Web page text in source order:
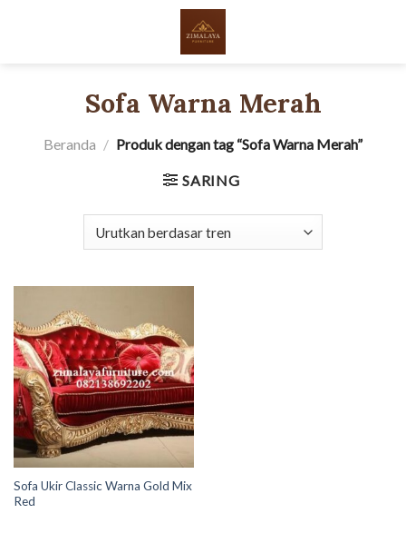
Sofa Warna Merah
Beranda / Produk dengan tag “Sofa Warna Merah”
SARING
Sofa Ukir Classic Warna Gold Mix
Red